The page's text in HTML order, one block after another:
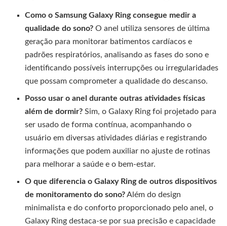
Como o Samsung Galaxy Ring consegue medir a
qualidade do sono? O anel utiliza sensores de última
geração para monitorar batimentos cardíacos e
padrões respiratórios, analisando as fases do sono e
identificando possíveis interrupções ou irregularidades
que possam comprometer a qualidade do descanso.
Posso usar o anel durante outras atividades físicas
além de dormir? Sim, o Galaxy Ring foi projetado para
ser usado de forma contínua, acompanhando o
usuário em diversas atividades diárias e registrando
informações que podem auxiliar no ajuste de rotinas
para melhorar a saúde e o bem-estar.
O que diferencia o Galaxy Ring de outros dispositivos
de monitoramento do sono?Além do design
minimalista e do conforto proporcionado pelo anel, o
Galaxy Ring destaca-se por sua precisão e capacidade